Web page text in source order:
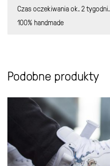
Czas oczekiwania ok. 2 tygodni.
100% handmade
Podobne produkty